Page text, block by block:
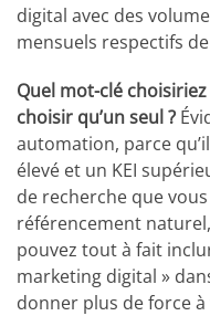
digital avec des
mensuels respectifs
Quel mot-clé
choisir qu’un seul ?
automation, parce
élevé et un KEI
de recherche que
référencement
pouvez tout à fait
marketing digital »
donner plus de force